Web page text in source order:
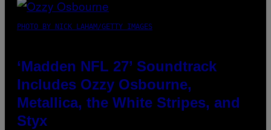
PHOTO BY NICK LAHAM/GETTY IMAGES
‘Madden NFL 27’ Soundtrack
Includes Ozzy Osbourne,
Metallica, the White Stripes, and
Styx